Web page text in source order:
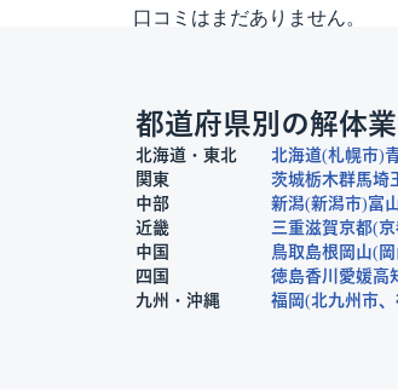
口コミはまだありません。
都道府県別の解体
北海道・東北 北海道 札幌市
関東
茨城栃木群馬埼
中部
新潟 新潟市 富
近畿
三重滋賀京都
中国
鳥取 島根 岡山
四国
徳島香川 愛媛高
九州・沖縄
福岡 北九州市